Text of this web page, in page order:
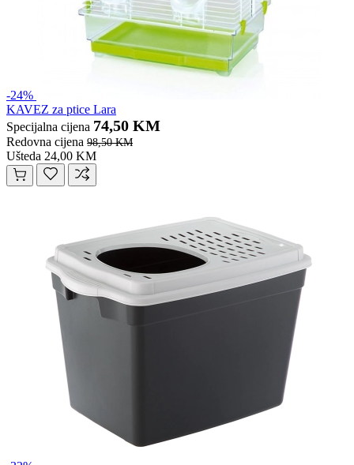
-24%
KAVEZ za ptice Lara
Specijalna cijena 74,50 KM
Redovna cijena 98,50 KM
Ušteda 24,00 KM